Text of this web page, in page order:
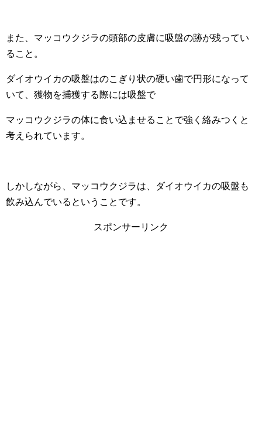
また、マッコウクジラの頭部の皮膚に吸盤の跡が残ってい
ること。
ダイオウイカの吸盤はのこぎり状の硬い歯で円形になって
いて、獲物を捕獲する際には吸盤で
マッコウクジラの体に食い込ませることで強く絡みつくと
考えられています。
しかしながら、マッコウクジラは、ダイオウイカの吸盤も
飲み込んでいるということです。
スポンサーリンク